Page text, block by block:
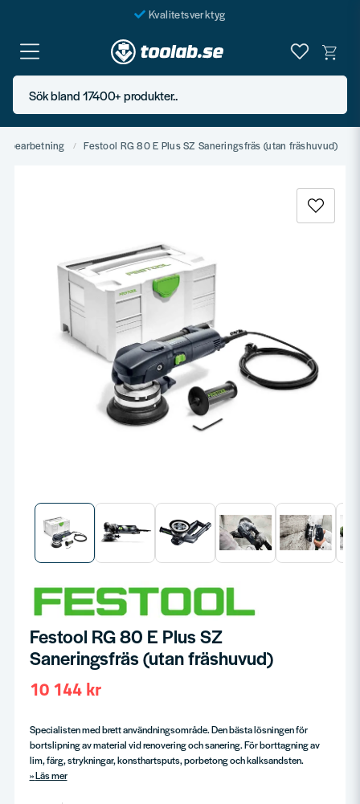
Kvalitetsverktyg
Fraktfritt över 999 SEK*
En järnhandel för alla
Butik i Göteborg
Sök bland 17400+ produkter..
Festool RG 80 E Plus SZ Saneringsfräs (utan fräshuvud)
Festool RG 80 E Plus SZ
Saneringsfräs (utan fräshuvud)
10 144 kr
Specialisten med brett användningsområde. Den bästa lösningen för
bortslipning av material vid renovering och sanering. För borttagning av
lim, färg, strykningar, konsthartsputs, porbetong och kalksandsten.
Läs mer